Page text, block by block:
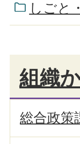
しごと
組織
総合政策